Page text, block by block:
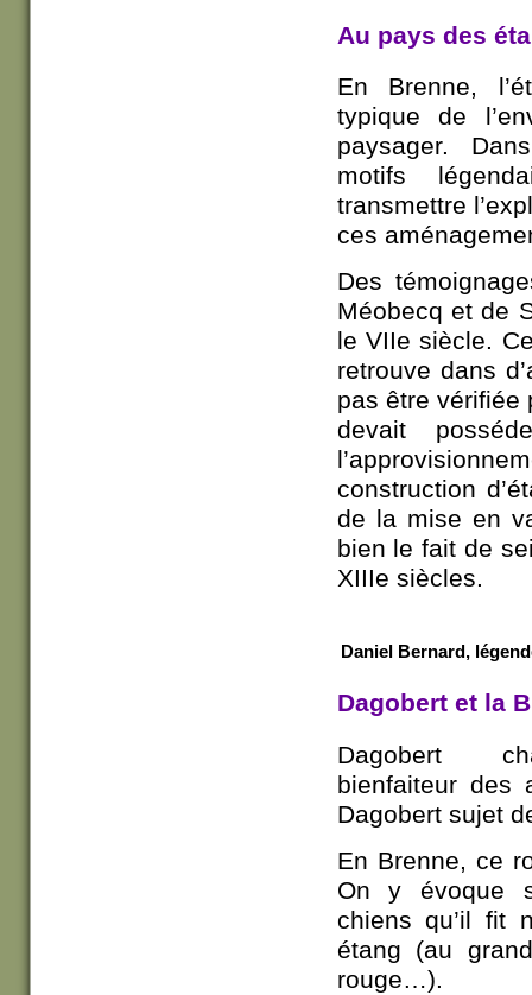
Au pays des
En Brenne,
typique de
paysager.
motifs
transmettre
ces
Des
Méobecq et de
le VIIe siècle.
retrouve dans
pas être vérifiée
devait
construction
de la mise en
bien le fait de
XIIIe siècles.
Daniel Bernard,
Dagobert et la
Dagobert
bienfaiteur des
Dagobert sujet
En Brenne, ce
On y évoque
chiens qu’il fit
étang (au
rouge…).